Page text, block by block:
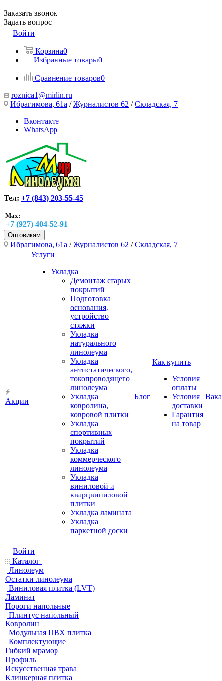
Заказать звонок
Задать вопрос
Войти
Корзина0
Избранные товары0
Сравнение товаров0
roznica1@mirlin.ru
Ибрагимова, 61а /Журналистов 62 /Складская, 7
Вконтакте
WhatsApp
Тел: +7 (843) 203-55-45
Max:
+7 (927) 404-52-91
Оптовикам
Ибрагимова, 61а /Журналистов 62 /Складская, 7
Акции
Услуги
Укладка
Демонтаж старых
покрытий
Подготовка
основания,
устройство
стяжки
Укладка
натурального
линолеума
Укладка
антистатического,
токопроводящего
линолеума
Укладка
ковролина,
ковровой плитки
Укладка
спортивных
покрытий
Укладка
коммерческого
линолеума
Укладка
виниловой и
кварцвиниловой
плитки
Укладка ламината
Укладка
паркетной доски
Блог
Как купить
Условия
оплаты
Условия
доставки
Гарантия
на товар
Войти
Каталог
Линолеум
Остатки линолеума
Виниловая плитка (LVT)
Ламинат
Пороги напольные
Плинтус напольный
Ковролин
Модульная ПВХ плитка
Комплектующие
Гибкий мрамор
Профиль
Искусственная трава
Клинкерная плитка